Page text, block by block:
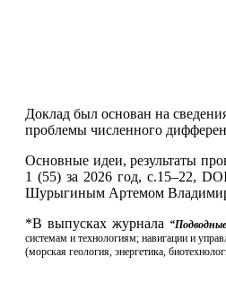
Доклад был основан на
проблемы численного
Основные идеи, результаты
1 (55) за 2026 год, с.15–22,
Шурыгиным Артемом
*В выпусках журнала
системам и технологиям; навигации и
(морская геология, энергетика,